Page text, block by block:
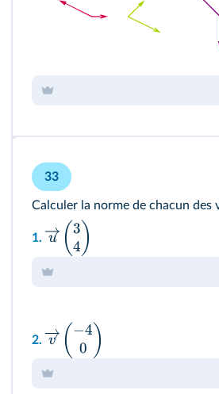
33
Calculer la norme de chacun des
1. u (3
4 )
2. v ( −4
0 )